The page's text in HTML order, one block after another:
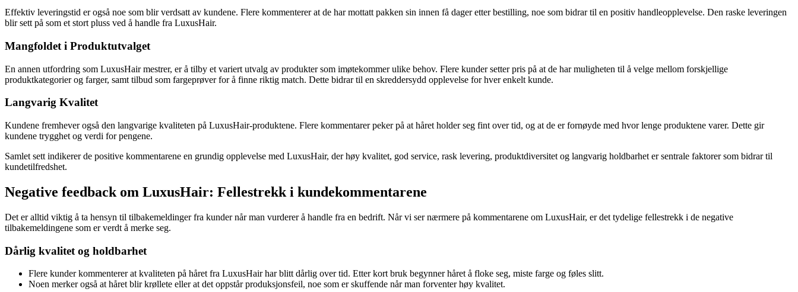
Effektiv leveringstid er også noe som blir verdsatt av kundene. Flere kommenterer at de har mottatt pakken sin innen få dager etter bestilling, noe som bidrar til en positiv handleopplevelse. Den raske leveringen
blir sett på som et stort pluss ved å handle fra LuxusHair.
Mangfoldet i Produktutvalget
En annen utfordring som LuxusHair mestrer, er å tilby et variert utvalg av produkter som imøtekommer ulike behov. Flere kunder setter pris på at de har muligheten til å velge mellom forskjellige
produktkategorier og farger, samt tilbud som fargeprøver for å finne riktig match. Dette bidrar til en skreddersydd opplevelse for hver enkelt kunde.
Langvarig Kvalitet
Kundene fremhever også den langvarige kvaliteten på LuxusHair-produktene. Flere kommentarer peker på at håret holder seg fint over tid, og at de er fornøyde med hvor lenge produktene varer. Dette gir
kundene trygghet og verdi for pengene.
Samlet sett indikerer de positive kommentarene en grundig opplevelse med LuxusHair, der høy kvalitet, god service, rask levering, produktdiversitet og langvarig holdbarhet er sentrale faktorer som bidrar til
kundetilfredshet.
Negative feedback om LuxusHair: Fellestrekk i kundekommentarene
Det er alltid viktig å ta hensyn til tilbakemeldinger fra kunder når man vurderer å handle fra en bedrift. Når vi ser nærmere på kommentarene om LuxusHair, er det tydelige fellestrekk i de negative
tilbakemeldingene som er verdt å merke seg.
Dårlig kvalitet og holdbarhet
Flere kunder kommenterer at kvaliteten på håret fra LuxusHair har blitt dårlig over tid. Etter kort bruk begynner håret å floke seg, miste farge og føles slitt.
Noen merker også at håret blir krøllete eller at det oppstår produksjonsfeil, noe som er skuffende når man forventer høy kvalitet.